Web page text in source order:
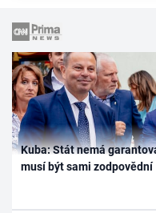
Kuba: Stát nemá
musí být sami zodpovědní